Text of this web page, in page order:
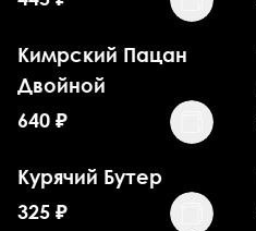
Кимрский Пацан
Двойной
640 ₽
Курячий Бутер
325 ₽